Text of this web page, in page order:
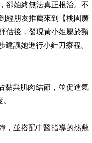
卻始終無法真正根治。不
經朋友推薦來到【桃園廣
估後，發現黃小姐屬於頸
建議她進行小針刀療程。
黏與肌肉結節，並促進氣
，並搭配中醫指導的熱敷